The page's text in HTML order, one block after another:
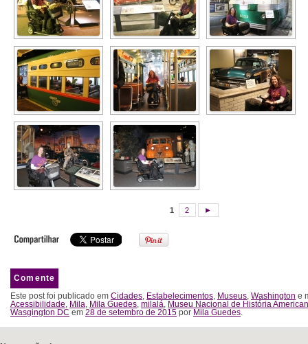
1 2 ►
Comente
Este post foi publicado em Cidades, Estabelecimentos, Museus, Washington e
Acessibilidade, Mila, Mila Guedes, milalá, Museu Nacional de História
Wasgington DC em 28 de setembro de 2015 por Mila Guedes.